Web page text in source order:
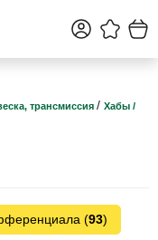
трансмиссия / Хабы /
(93)